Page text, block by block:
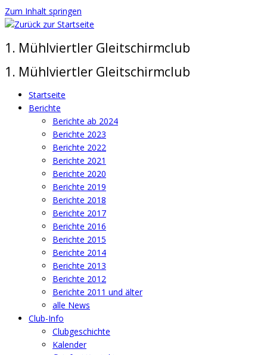
Zum Inhalt springen
1. Mühlviertler Gleitschirmclub
1. Mühlviertler Gleitschirmclub
Startseite
Berichte
Berichte ab 2024
Berichte 2023
Berichte 2022
Berichte 2021
Berichte 2020
Berichte 2019
Berichte 2018
Berichte 2017
Berichte 2016
Berichte 2015
Berichte 2014
Berichte 2013
Berichte 2012
Berichte 2011 und älter
alle News
Club-Info
Clubgeschichte
Kalender